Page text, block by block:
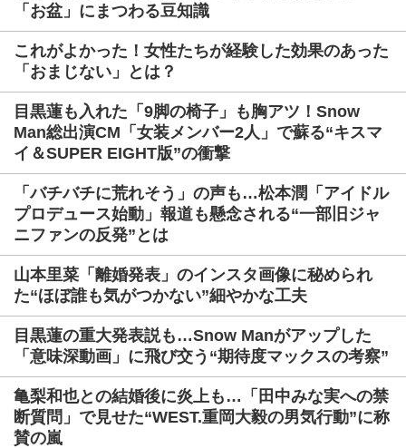
「お盆」にまつわる豆知識
これがよかった！女性たちが経験した効果のあった
「おまじない」とは？
目黒蓮も入れた「9脚の椅子」も胸アツ！Snow
Man総出演CM「女装メンバー2人」で蘇る“キスマ
イ＆SUPER EIGHT版”の衝撃
「バチバチに荒れそう」の声も…松本潤「アイドル
プロデュース始動」報道も懸念される“一部旧ジャ
ニファンの反発”とは
山本里菜「離婚発表」のインスタ画像に秘められ
た“ほぼ誰も気がつかない”細やかな工夫
目黒蓮の重大発表説も…Snow Manがアップした
「意味深動画」に飛び交う“期待度マックスの考察”
亀梨和也との結婚後に炎上も…「田中みな実への禁
断質問」で見せた“WEST.重岡大毅の男気行動”に称
賛の嵐